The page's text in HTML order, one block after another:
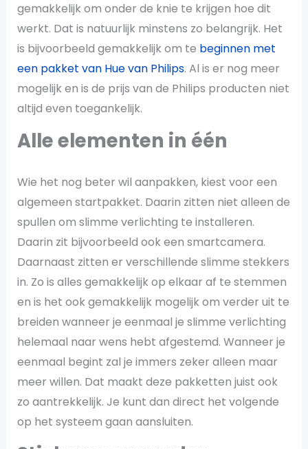
gemakkelijk om onder de knie te krijgen hoe dit
werkt. Dat is natuurlijk minstens zo belangrijk. Het
is bijvoorbeeld gemakkelijk om te beginnen met
een pakket van Hue van Philips. Al is er nog meer
mogelijk en is de prijs van de Philips producten niet
altijd even toegankelijk.
Alle elementen in één
Wie het nog beter wil aanpakken, kiest voor een
algemeen startpakket. Daarin zitten niet alleen de
spullen om slimme verlichting te installeren.
Daarin zit bijvoorbeeld ook een smartcamera.
Daarnaast zitten er verschillende slimme stekkers
in. Zo is alles gemakkelijk op elkaar af te stemmen
en is het ook gemakkelijk mogelijk om verder uit te
breiden wanneer je eenmaal je slimme verlichting
helemaal naar wens hebt afgestemd. Wanneer je
eenmaal begint zal je immers zeker alleen maar
meer willen. Dat maakt deze pakketten juist ook
zo aantrekkelijk. Je kunt dan direct het volgende
op het systeem gaan aansluiten.